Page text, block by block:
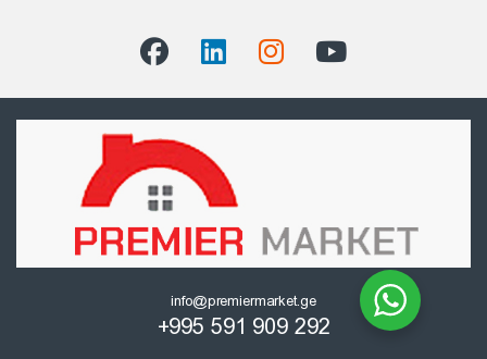
info@premiermarket.ge
+995 591 909 292